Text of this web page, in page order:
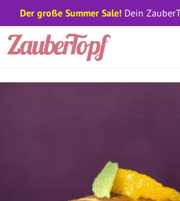
Zum
Inhalt
Der große Summer Sale!Dein